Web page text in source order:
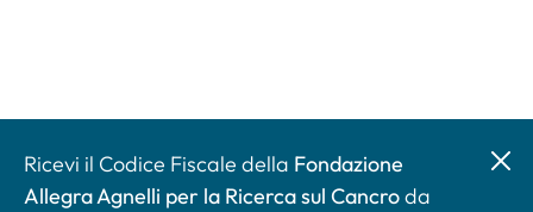
Ricevi il Codice Fiscale della Fondazione
Allegra Agnelli per la Ricerca sul Cancroda